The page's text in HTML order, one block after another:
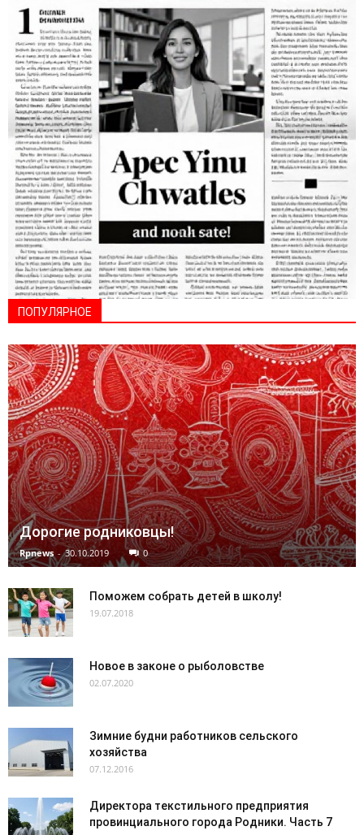
ПОПУЛЯРНОЕ
Дорогие родниковцы!
Rpnews - 30.10.2019 0
Поможем собрать детей в школу!
19.07.2018
Новое в законе о рыболовстве
02.07.2020
Зимние будни работников сельского
хозяйства
07.12.2016
Директора текстильного предприятия
провинциального города Родники. Часть 7